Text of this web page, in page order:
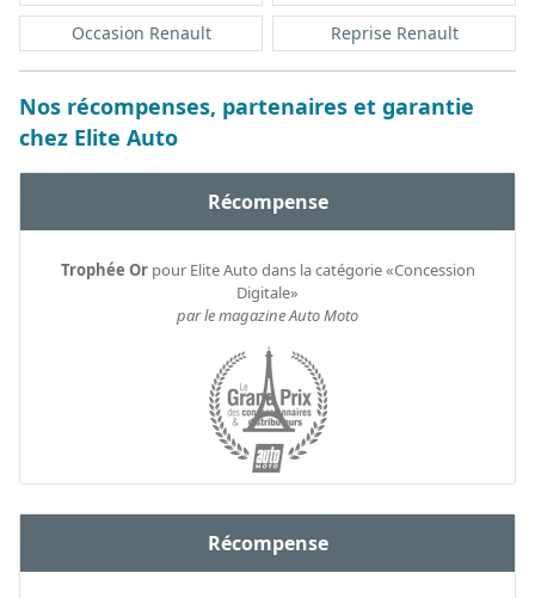
Occasion Renault
Reprise Renault
Nos récompenses, partenaires et garantie
chez Elite Auto
Récompense
Trophée Orpour Elite Auto dans la catégorie «Concession
Digitale»
par le magazine Auto Moto
Récompense